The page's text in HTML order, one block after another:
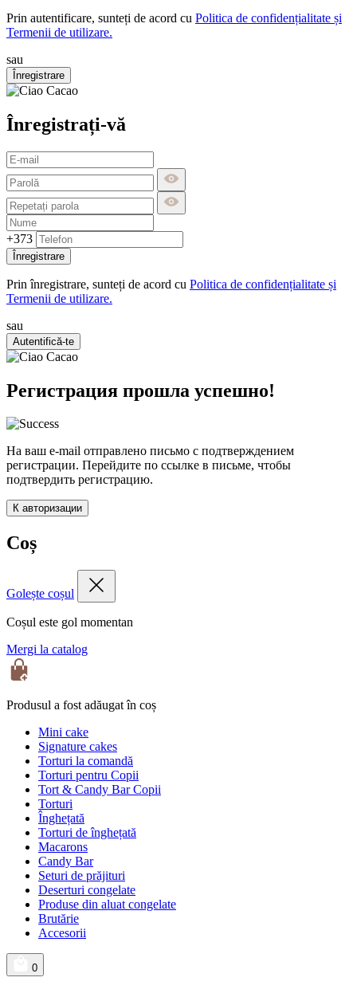
Prin autentificare, sunteți de acord cu Politica de confidențialitate și
Termenii de utilizare.
sau
Înregistrare
Înregistrați-vă
+373
Înregistrare
Prin înregistrare, sunteți de acord cu Politica de confidențialitate și
Termenii de utilizare.
sau
Autentifică-te
Регистрация прошла успешно!
На ваш e-mail отправлено письмо с подтверждением
регистрации. Перейдите по ссылке в письме, чтобы
подтвердить регистрацию.
К авторизации
Coș
Golește coșul
Coșul este gol momentan
Mergi la catalog
Produsul a fost adăugat în coș
Mini cake
Signature cakes
Torturi la comandă
Torturi pentru Copii
Tort & Candy Bar Copii
Torturi
Înghețată
Torturi de înghețată
Macarons
Candy Bar
Seturi de prăjituri
Deserturi congelate
Produse din aluat congelate
Brutărie
Accesorii
0